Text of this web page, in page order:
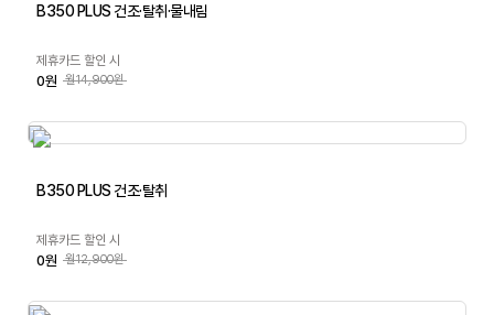
B350 PLUS 건조·탈취·물내림
제휴카드 할인 시
0원 월14,900원
B350 PLUS 건조·탈취
제휴카드 할인 시
0원 월12,900원